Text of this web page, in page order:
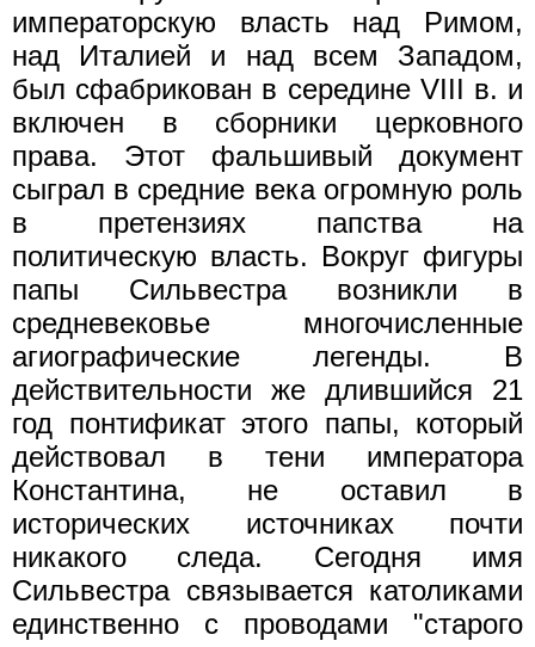
императорскую власть над Римом,
над Италией и над всем Западом,
был сфабрикован в середине VIII в. и
включен в сборники церковного
права. Этот фальшивый документ
сыграл в средние века огромную роль
в претензиях папства на
политическую власть. Вокруг фигуры
папы Сильвестра возникли в
средневековье многочисленные
агиографические легенды. В
действительности же длившийся 21
год понтификат этого папы, который
действовал в тени императора
Константина, не оставил в
исторических источниках почти
никакого следа. Сегодня имя
Сильвестра связывается католиками
единственно с проводами "старого